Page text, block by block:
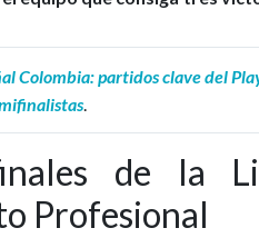
Colombia: partidos clave del
.
de la
Profesional